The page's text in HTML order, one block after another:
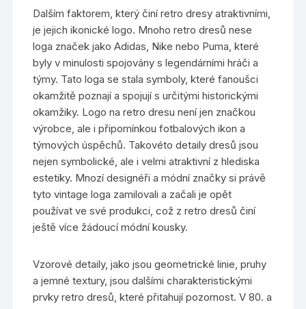
Dalším faktorem, který činí retro dresy atraktivními,
je jejich ikonické logo. Mnoho retro dresů nese
loga značek jako Adidas, Nike nebo Puma, které
byly v minulosti spojovány s legendárními hráči a
týmy. Tato loga se stala symboly, které fanoušci
okamžitě poznají a spojují s určitými historickými
okamžiky. Logo na retro dresu není jen značkou
výrobce, ale i připomínkou fotbalových ikon a
týmových úspěchů. Takovéto detaily dresů jsou
nejen symbolické, ale i velmi atraktivní z hlediska
estetiky. Mnozí designéři a módní značky si právě
tyto vintage loga zamilovali a začali je opět
používat ve své produkci, což z retro dresů činí
ještě více žádoucí módní kousky.
Vzorové detaily, jako jsou geometrické linie, pruhy
a jemné textury, jsou dalšími charakteristickými
prvky retro dresů, které přitahují pozornost. V 80. a